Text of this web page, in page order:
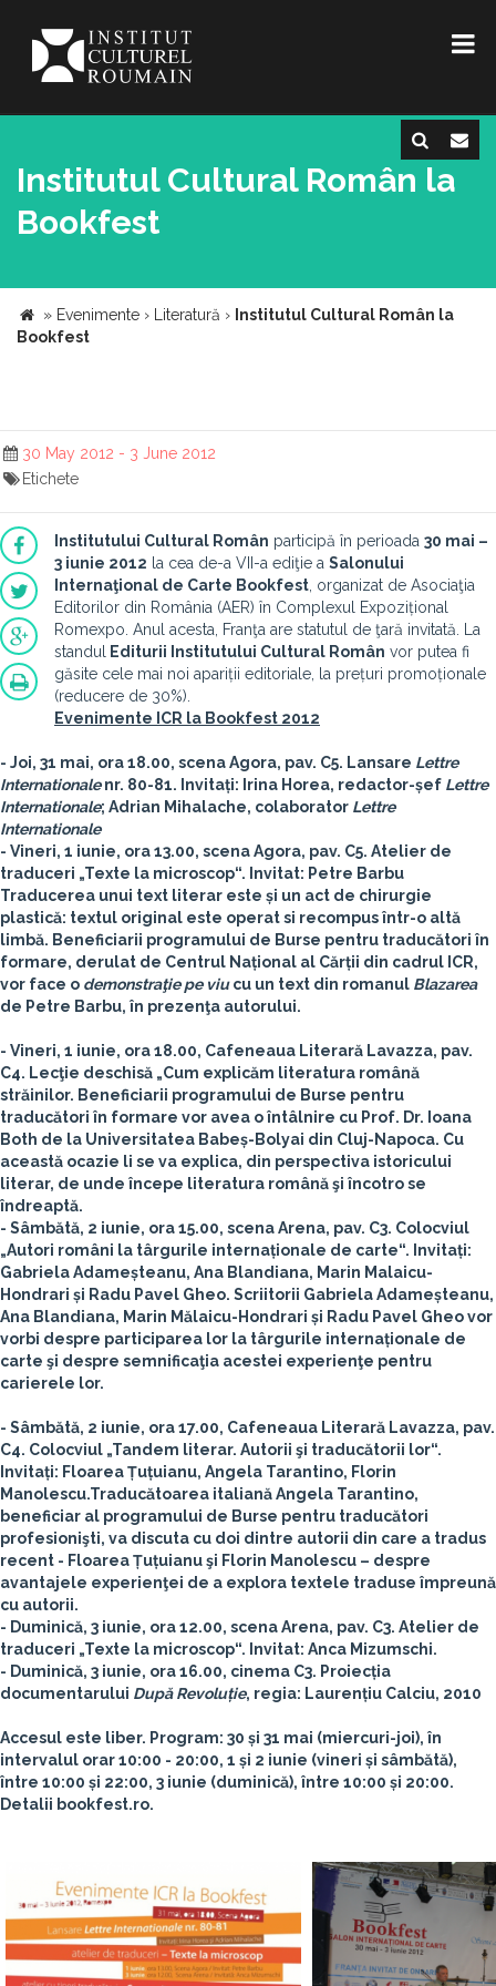
Institutul Cultural Român la
Bookfest
» Evenimente › Literatură › Institutul Cultural Român la
Bookfest
30 May 2012 - 3 June 2012
Etichete
Institutului Cultural Român participă în perioada 30 mai –
3 iunie 2012 la cea de-a VII-a ediţie a Salonului
Internaţional de Carte Bookfest , organizat de Asociaţia
Editorilor din România (AER) în Complexul Expozițional
Romexpo. Anul acesta, Franţa are statutul de ţară invitată. La
standul
Editurii Institutului Cultural Român vor putea fi
găsite cele mai noi apariții editoriale, la prețuri promoționale
(reducere de 30%).
Evenimente ICR la Bookfest 2012
- Joi, 31 mai, ora 18.00, scena Agora, pav. C5. Lansare Lettre
Internationalenr. 80-81. Invitați: Irina Horea, redactor-șef Lettre
Internationale; Adrian Mihalache, colaborator Lettre
Internationale
- Vineri, 1 iunie, ora 13.00, scena Agora, pav. C5. Atelier de
traduceri „Texte la microscop“. Invitat: Petre Barbu
Traducerea unui text literar este și un act de chirurgie
plastică: textul original este operat si recompus într-o altă
limbă. Beneficiarii programului de Burse pentru traducători în
formare, derulat de Centrul Național al Cărții din cadrul ICR,
vor face o demonstraţie pe viucu un text din romanul Blazarea
de Petre Barbu, în prezenţa autorului.
- Vineri, 1 iunie, ora 18.00, Cafeneaua Literară Lavazza, pav.
C4. Lecţie deschisă „Cum explicăm literatura română
străinilor. Beneficiarii programului de Burse pentru
traducători în formare vor avea o întâlnire cu Prof. Dr. Ioana
Both de la Universitatea Babeș-Bolyai din Cluj-Napoca. Cu
această ocazie li se va explica, din perspectiva istoricului
literar, de unde începe literatura română şi încotro se
îndreaptă.
- Sâmbătă, 2 iunie, ora 15.00, scena Arena, pav. C3. Colocviul
„Autori români la târgurile internaționale de carte“. Invitați:
Gabriela Adameșteanu, Ana Blandiana, Marin Malaicu-
Hondrari și Radu Pavel Gheo. Scriitorii Gabriela Adameșteanu,
Ana Blandiana, Marin Mălaicu-Hondrari și Radu Pavel Gheo vor
vorbi despre participarea lor la târgurile internaționale de
carte şi despre semnificaţia acestei experienţe pentru
carierele lor.
- Sâmbătă, 2 iunie, ora 17.00, Cafeneaua Literară Lavazza, pav.
C4. Colocviul „Tandem literar. Autorii şi traducătorii lor“.
Invitați: Floarea Țuțuianu, Angela Tarantino, Florin
Manolescu.Traducătoarea italianăAngela Tarantino,
beneficiar al programului de Burse pentru traducători
profesionişti, va discuta cu doi dintre autorii din care a tradus
recent - Floarea Țuțuianu şi Florin Manolescu – despre
avantajele experienţei de a explora textele traduse împreună
cu autorii.
- Duminică, 3 iunie, ora 12.00, scena Arena, pav. C3. Atelier de
traduceri „Texte la microscop“. Invitat: Anca Mizumschi.
- Duminică, 3 iunie, ora 16.00, cinema C3. Proiecția
documentarului După Revoluție, regia: Laurențiu Calciu, 2010
Accesul este liber. Program: 30 și 31 mai (miercuri-joi), în
intervalul orar 10:00 - 20:00, 1 și 2 iunie (vineri și sâmbătă),
între 10:00 și 22:00, 3 iunie (duminică), între 10:00 și 20:00.
Detalii bookfest.ro.